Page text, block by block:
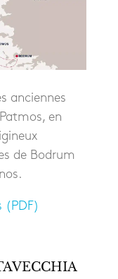
anciennes
en
de Bodrum
(PDF)